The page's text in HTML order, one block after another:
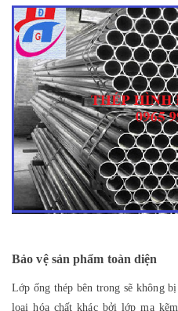
Bảo vệ sản phẩm toàn diện
Lớp ống thép bên trong sẽ không
loại hóa chất khác bởi lớp mạ